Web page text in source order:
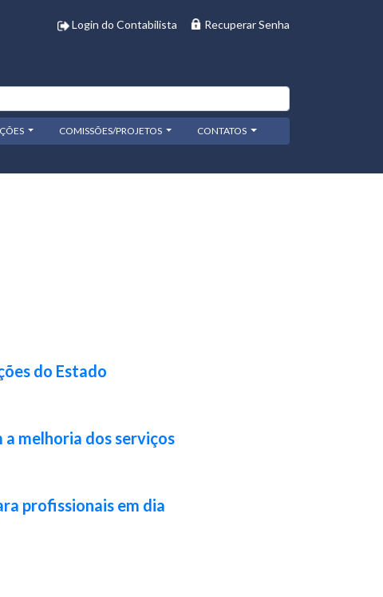
Login do Contabilista Recuperar Senha
COMISSÕES/PROJETOS CONTATOS
do Estado
melhoria dos serviços
profissionais em dia